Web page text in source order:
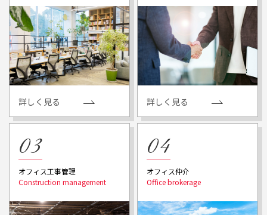
詳しく見る 詳しく見る
オフィス工事管理 オフィス仲介